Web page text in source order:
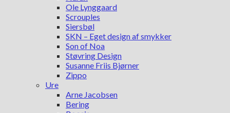
Ole Lynggaard
Scrouples
Siersbøl
SKN – Eget design af smykker
Son of Noa
Støvring Design
Susanne Friis Bjørner
Zippo
Ure
Arne Jacobsen
Bering